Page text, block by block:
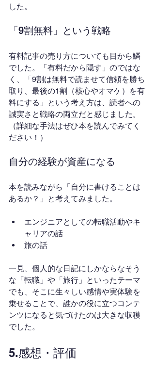
した。
「9割無料」という戦略
有料記事の売り方についても目から鱗
でした。「有料だから隠す」のではな
く、「9割は無料で読ませて信頼を勝ち
取り、最後の1割（核心やオマケ）を有
料にする」という考え方は、読者への
誠実さと戦略の両立だと感じました。
（詳細な手法はぜひ本を読んでみてく
ださい！）
自分の経験が資産になる
本を読みながら「自分に書けることは
あるか？」と考えてみました。
エンジニアとしての転職活動やキ
ャリアの話
旅の話
一見、個人的な日記にしかならなそう
な「転職」や「旅行」といったテーマ
でも、そこに生々しい感情や実体験を
乗せることで、誰かの役に立つコンテ
ンツになると気づけたのは大きな収穫
でした。
5.感想・評価